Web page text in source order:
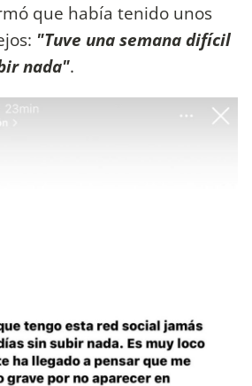
que había tenido unos
"Tuve una semana difícil
nada".